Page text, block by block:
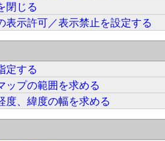
閉じる
表示許可／表示禁止を設定する
定する
ップの範囲を求める
度、緯度の幅を求める